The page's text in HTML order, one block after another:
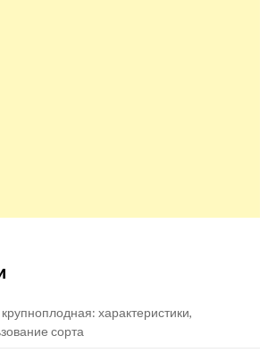
характеристики,
сорта